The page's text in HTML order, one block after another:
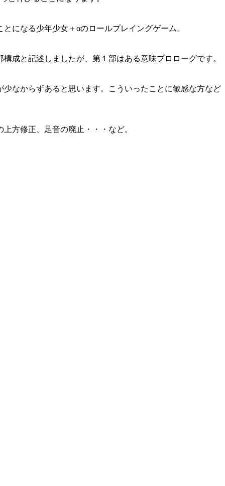
になる少年少女＋αのロールプレイングゲーム。
成と記述しましたが、第１部はある意味プロローグです。
なからずあると思います。こういったことに敏感な方など
方修正、足音の廃止・・・など。